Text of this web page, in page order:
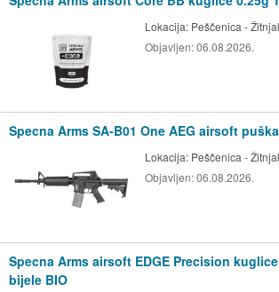
Lokacija: Peščenica -
Objavljen:06.08.2026.
Specna Arms SA-B01 One AEG airsoft puška
Lokacija: Peščenica -
Objavljen:06.08.2026.
Specna Arms airsoft EDGE Precision
bijele BIO